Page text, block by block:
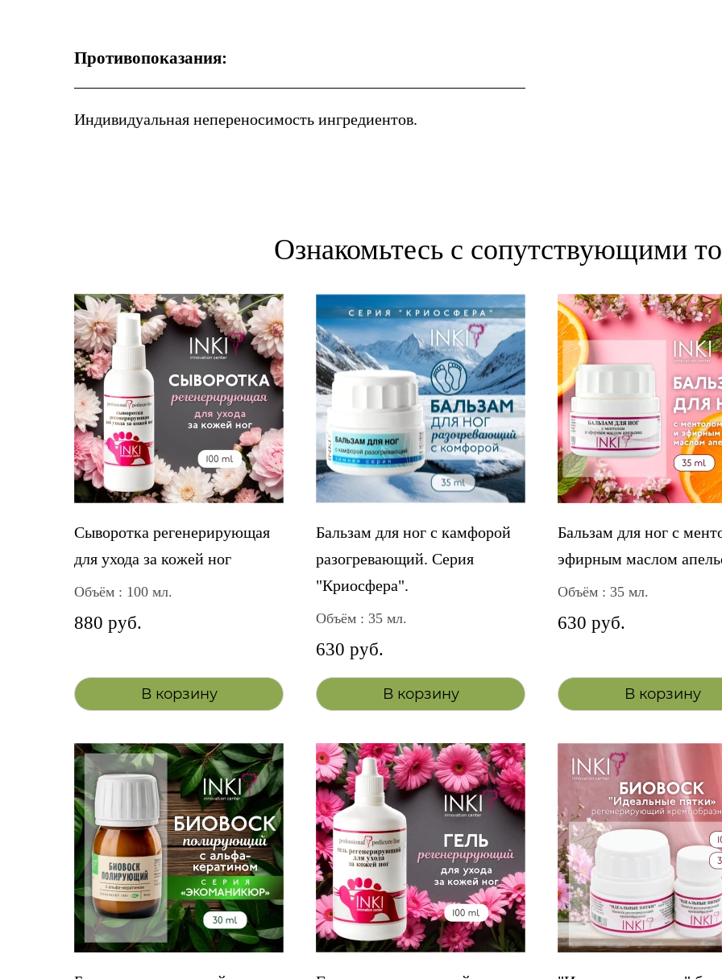
Противопоказания:
Индивидуальная непереносимость ингредиентов.
Ознакомьтесь с сопутствующими
Cыворотка регенерирующая
для ухода за кожей ног
Объём : 100 мл.
880 руб.
В корзину
Бальзам для ног с камфорой
разогревающий. Серия
"Криосфера".
Объём : 35 мл.
630 руб.
В корзину
Бальзам для ног с
эфирным маслом
Объём : 35 мл.
630 руб.
В корзину